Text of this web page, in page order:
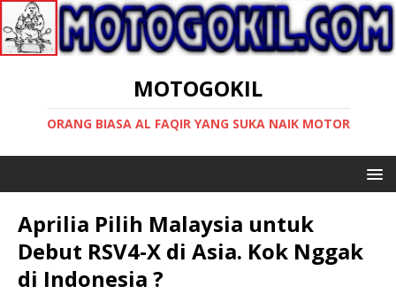
MOTOGOKIL
ORANG BIASA AL FAQIR YANG SUKA NAIK MOTOR
Aprilia Pilih Malaysia untuk
Debut RSV4-X di Asia. Kok Nggak
di Indonesia ?